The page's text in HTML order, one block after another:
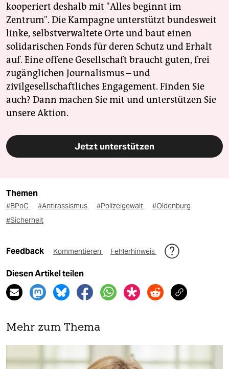
kooperiert deshalb mit "Alles beginnt im
Zentrum". Die Kampagne unterstützt bundesweit
linke, selbstverwaltete Orte und baut einen
solidarischen Fonds für deren Schutz und Erhalt
auf. Eine offene Gesellschaft braucht guten, frei
zugänglichen Journalismus – und
zivilgesellschaftliches Engagement. Finden Sie
auch? Dann machen Sie mit und unterstützen Sie
unsere Aktion.
Jetzt unterstützen
Themen
#BPoC #Antirassismus #Polizeigewalt
#Oldenburg
#Sicherheit
Feedback Kommentieren Fehlerhinweis
Diesen Artikel teilen
Mehr zum Thema